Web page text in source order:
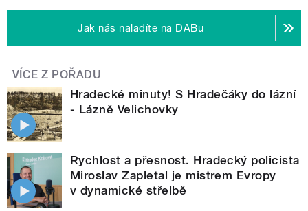
Jak nás naladíte na DABu
VÍCE Z POŘADU
Hradecké minuty! S Hradečáky do lázní
- Lázně Velichovky
Rychlost a přesnost. Hradecký policista
Miroslav Zapletal je mistrem Evropy
v dynamické střelbě